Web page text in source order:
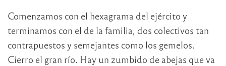
Comenzamos con el hexagrama del ejército y
terminamos con el de la familia, dos colectivos tan
contrapuestos y semejantes como los gemelos.
Cierro el gran río. Hay un zumbido de abejas que va